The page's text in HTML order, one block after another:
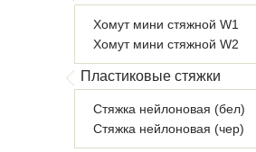
Хомут мини стяжной W1
Хомут мини стяжной W2
Пластиковые стяжки
Стяжка нейлоновая (бел)
Стяжка нейлоновая (чер)